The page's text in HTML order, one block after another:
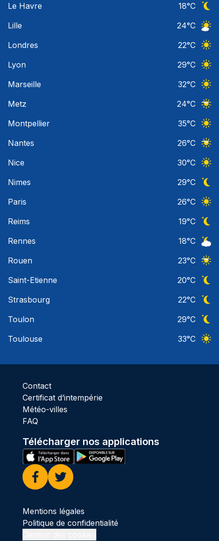
Le Havre
18°C
Lille
24°C
Londres
22°C
Lyon
29°C
Marseille
32°C
Metz
24°C
Montpellier
35°C
Nantes
26°C
Nice
30°C
Nimes
29°C
Paris
26°C
Reims
19°C
Rennes
18°C
Rouen
23°C
Saint-Etienne
20°C
Strasbourg
22°C
Toulon
29°C
Toulouse
33°C
Contact
Certificat d’intempérie
Météo-villes
FAQ
Télécharger nos applications
Facebook
Twitter
Mentions légales
Politique de confidentialité